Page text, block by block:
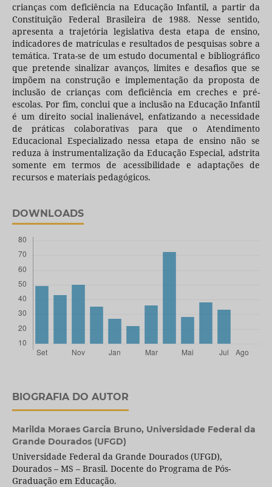
crianças com deficiência na Educação Infantil, a partir da
Constituição Federal Brasileira de 1988. Nesse sentido,
apresenta a trajetória legislativa desta etapa de ensino,
indicadores de matrículas e resultados de pesquisas sobre a
temática. Trata-se de um estudo documental e bibliográfico
que pretende sinalizar avanços, limites e desafios que se
impõem na construção e implementação da proposta de
inclusão de crianças com deficiência em creches e pré-
escolas. Por fim, conclui que a inclusão na Educação Infantil
é um direito social inalienável, enfatizando a necessidade
de práticas colaborativas para que o Atendimento
Educacional Especializado nessa etapa de ensino não se
reduza à instrumentalização da Educação Especial, adstrita
somente em termos de acessibilidade e adaptações de
recursos e materiais pedagógicos.
DOWNLOADS
BIOGRAFIA DO AUTOR
Marilda Moraes Garcia Bruno, Universidade Federal da
Grande Dourados (UFGD)
Universidade Federal da Grande Dourados (UFGD),
Dourados – MS – Brasil. Docente do Programa de Pós-
Graduação em Educação.